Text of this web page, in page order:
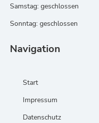
Samstag: geschlossen
Sonntag: geschlossen
Navigation
Start
Impressum
Datenschutz